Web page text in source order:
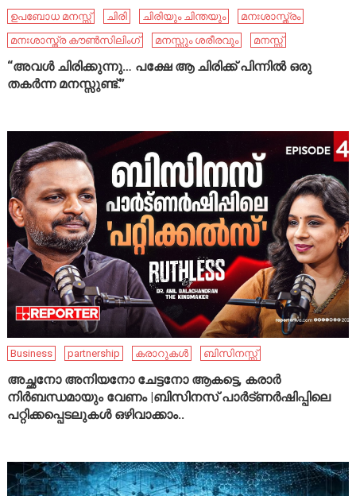
ഉപബോധ മനസ്സ്
ചിരി ചിരിയും ചിന്തയും
മനഃശാസ്ത്രം
മനഃശാസ്ത്ര കൗൺസിലിംഗ്
മനസ്സും ശരീരവും മനസ്സ്
“അവൾ ചിരിക്കുന്നു… പക്ഷേ ആ ചിരിക്ക് പിന്നിൽ ഒരു
തകർന്ന മനസ്സുണ്ട്.”
Business partnership കരാറുകൾ ബിസിനസ്സ്
അച്ഛനോ അനിയനോ ചേട്ടനോ ആകട്ടെ, കരാർ
നിർബന്ധമായും വേണം |ബിസിനസ് പാർട്ണർഷിപ്പിലെ
പറ്റിക്കപ്പെടലുകൾ ഒഴിവാക്കാം..